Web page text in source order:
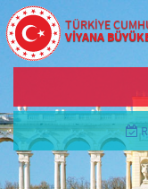
TÜRKİYE
VİYANA